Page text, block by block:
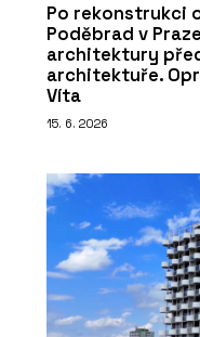
Po rekonstrukci
Poděbrad v
architektury
architektuře.
Víta
15. 6. 2026